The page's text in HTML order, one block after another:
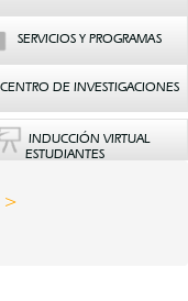
SERVICIOS Y PROGRAMAS
CENTRO DE INVESTIGACIONES
INDUCCIÓN VIRTUAL
ESTUDIANTES